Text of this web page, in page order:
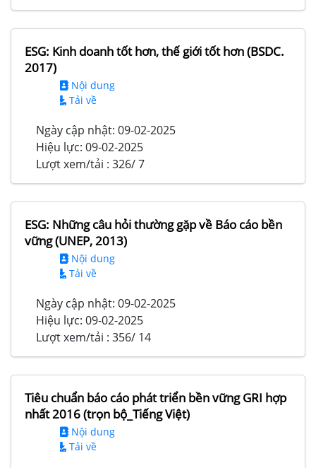
ESG: Kinh doanh tốt hơn, thế giới tốt hơn (BSDC.
2017)
Nội dung
Tải về
Ngày cập nhật: 09-02-2025
Hiệu lực: 09-02-2025
Lượt xem/tải : 326/ 7
ESG: Những câu hỏi thường gặp về Báo cáo bền
vững (UNEP, 2013)
Nội dung
Tải về
Ngày cập nhật: 09-02-2025
Hiệu lực: 09-02-2025
Lượt xem/tải : 356/ 14
Tiêu chuẩn báo cáo phát triển bền vững GRI hợp
nhất 2016 (trọn bộ_Tiếng Việt)
Nội dung
Tải về